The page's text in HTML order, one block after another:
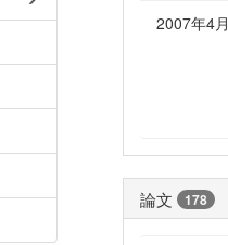
2007年4月
論文 178